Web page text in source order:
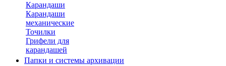
Карандаши
Карандаши
механические
Точилки
Грифели для
карандашей
Папки и системы архивации